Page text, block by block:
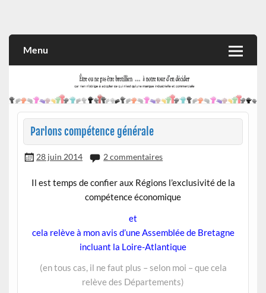
et commerciale
Menu
Parlons compétence générale
28 juin 2014 2 commentaires
Il est temps de confier aux Régions l’exclusivité de la
compétence économique
et
cela relève à mon avis d’une Assemblée de Bretagne
incluant la Loire-Atlantique
(en tous cas, il ne faut plus – selon moi – que cela
relève des Départements)